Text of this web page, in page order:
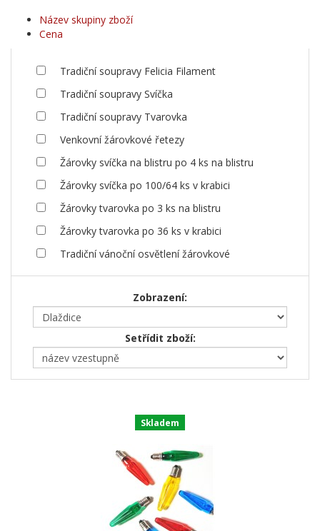
Název skupiny zboží
Cena
Tradiční soupravy Felicia Filament
Tradiční soupravy Svíčka
Tradiční soupravy Tvarovka
Venkovní žárovkové řetezy
Žárovky svíčka na blistru po 4 ks na blistru
Žárovky svíčka po 100/64 ks v krabici
Žárovky tvarovka po 3 ks na blistru
Žárovky tvarovka po 36 ks v krabici
Tradiční vánoční osvětlení žárovkové
Zobrazení:
Setřídit zboží:
Skladem